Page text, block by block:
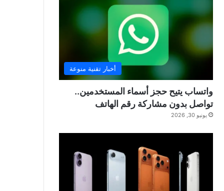
أخبار تقنية منوعة
واتساب يتيح حجز أسماء المستخدمين..
تواصل بدون مشاركة رقم الهاتف
يونيو 30, 2026